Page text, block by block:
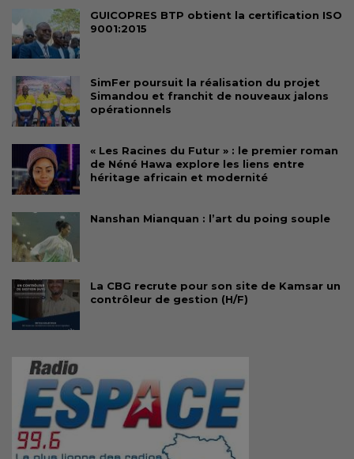
GUICOPRES BTP obtient la certification ISO
9001:2015
SimFer poursuit la réalisation du projet
Simandou et franchit de nouveaux jalons
opérationnels
« Les Racines du Futur » : le premier roman
de Néné Hawa explore les liens entre
héritage africain et modernité
Nanshan Mianquan : l’art du poing souple
La CBG recrute pour son site de Kamsar un
contrôleur de gestion (H/F)